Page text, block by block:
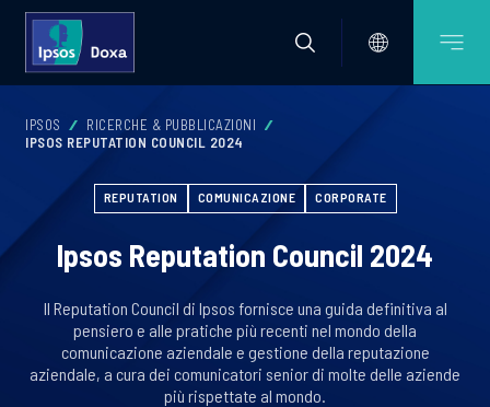
IPSOS
RICERCHE & PUBBLICAZIONI
IPSOS REPUTATION COUNCIL 2024
REPUTATION COMUNICAZIONE CORPORATE
Ipsos Reputation Council 2024
Il Reputation Council di Ipsos fornisce una guida definitiva al
pensiero e alle pratiche più recenti nel mondo della
comunicazione aziendale e gestione della reputazione
aziendale, a cura dei comunicatori senior di molte delle aziende
più rispettate al mondo.